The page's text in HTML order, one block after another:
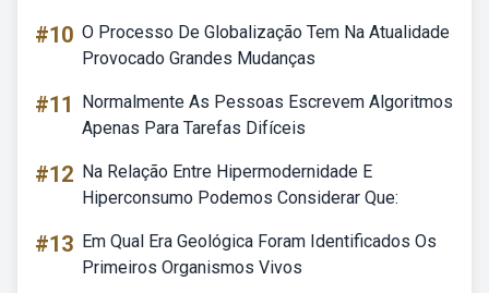
#10 O Processo De Globalização Tem Na Atualidade
Provocado Grandes Mudanças
#11
Normalmente As Pessoas Escrevem Algoritmos
Apenas Para Tarefas Difíceis
#12 Na Relação Entre Hipermodernidade E
Hiperconsumo Podemos Considerar Que:
#13 Em Qual Era Geológica Foram Identificados Os
Primeiros Organismos Vivos